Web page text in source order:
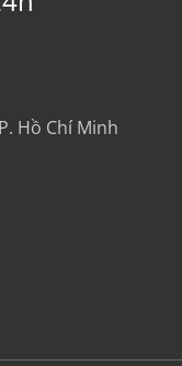
Hồ Chí Minh